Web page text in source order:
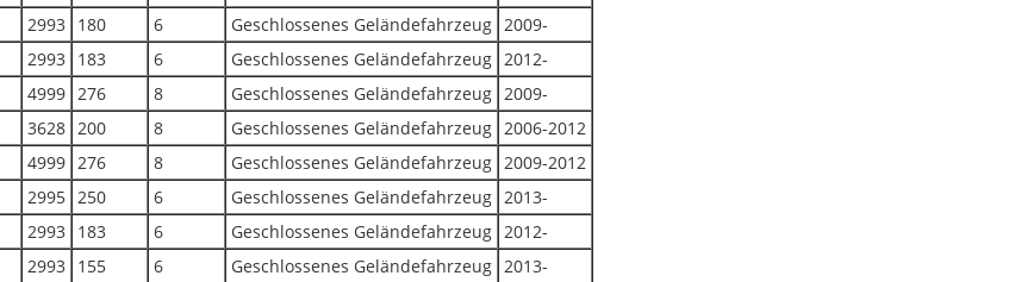
2993 180 6 Geschlossenes Geländefahrzeug 2009-
2993 183 6 Geschlossenes Geländefahrzeug 2012-
4999 276 8 Geschlossenes Geländefahrzeug 2009-
3628 200 8 Geschlossenes Geländefahrzeug 2006-2012
4999 276 8 Geschlossenes Geländefahrzeug 2009-2012
2995 250 6 Geschlossenes Geländefahrzeug 2013-
2993 183 6 Geschlossenes Geländefahrzeug 2012-
2993 155 6 Geschlossenes Geländefahrzeug 2013-